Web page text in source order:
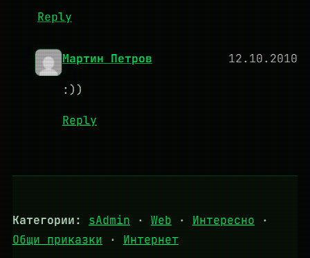
Reply
Мартин Петров 12.10.2010
:))
Reply
Категории: sAdmin · Web · Интересно ·
Общи приказки · Интернет